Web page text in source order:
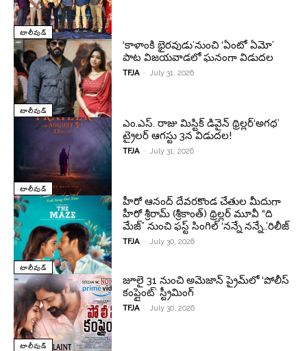
టాలీవుడ్
టాలీవుడ్
‘కాళాంకి భైరవుడు’నుంచి ‘ఏంటో ఏమో’
పాట విజయవాడలో ఘనంగా విడుదల
TFJA - July 31, 2026
టాలీవుడ్
ఎం.ఎస్. రాజు మిస్టిక్ డివైన్ థ్రిల్లర్‘అగధ’
ట్రైలర్ ఆగస్టు 3న విడుదల!
TFJA - July 31, 2026
టాలీవుడ్
హీరో ఆనంద్ దేవరకొండ చేతుల మీదుగా
హీరో శ్రీరామ్ (శ్రీకాంత్) థ్రిల్లర్ మూవీ “ది
మేజ్” నుంచి ఫస్ట్ సింగిల్ ‘నన్నే నన్నే..’రిలీజ్
TFJA - July 30, 2026
టాలీవుడ్
జూలై 31 నుంచి అమెజాన్ ప్రైమ్‌లో ‘పోలీస్
కంప్లైంట్’ స్ట్రీమింగ్
TFJA - July 30, 2026